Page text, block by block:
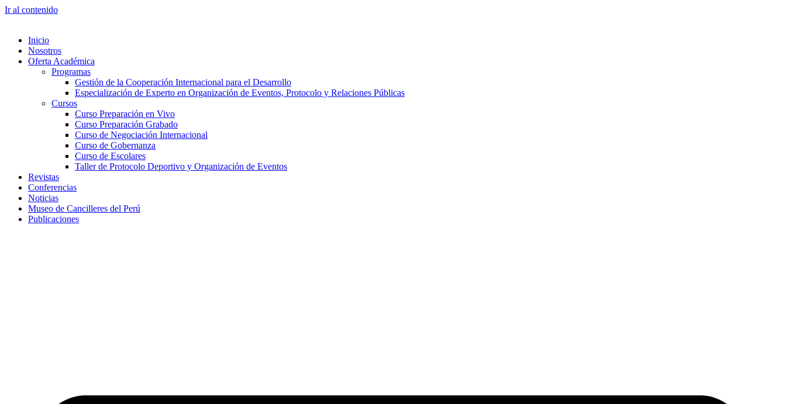
Ir al contenido
Inicio
Nosotros
Oferta Académica
Programas
Gestión de la Cooperación Internacional para el Desarrollo
Especialización de Experto en Organización de Eventos, Protocolo y Relaciones Públicas
Cursos
Curso Preparación en Vivo
Curso Preparación Grabado
Curso de Negociación Internacional
Curso de Gobernanza
Curso de Escolares
Taller de Protocolo Deportivo y Organización de Eventos
Revistas
Conferencias
Noticias
Museo de Cancilleres del Perú
Publicaciones